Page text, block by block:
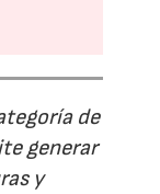
de
generar
y